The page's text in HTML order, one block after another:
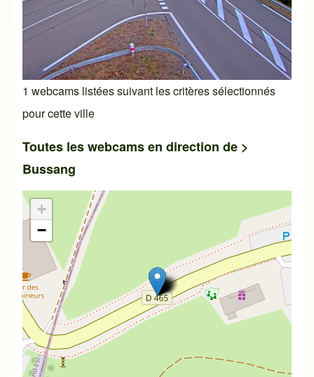
1 webcams listées suivant les critères sélectionnés
pour cette ville
Toutes les webcams en direction de >
Bussang
+
−